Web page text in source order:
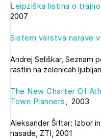
Leipziška listina o
2007
Sistem varstva narave
Andrej Seliškar, Seznam
rastlin na zelenicah
The New Charter Of
Town Planners, 2003
Aleksander Šiftar: Izbor
nasade, ZTI, 2001